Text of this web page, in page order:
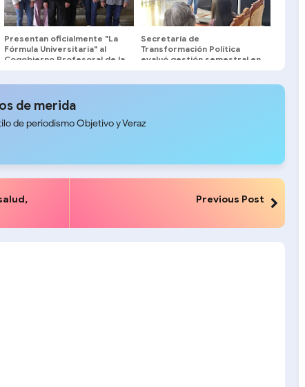
Presentan oficialmente "La
Fórmula Universitaria" al
Cogobierno Profesoral de la
Secretaría de
Transformación Política
evaluó gestión semestral en
de merida
de periodismo Objetivo y Veraz
Previous Post